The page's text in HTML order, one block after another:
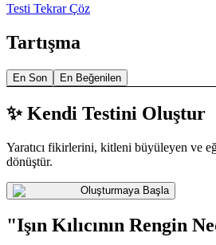
Testi Tekrar Çöz
Tartışma
En Son En Beğenilen
✨ Kendi Testini Oluştur
Yaratıcı fikirlerini, kitleni büyüleyen ve
dönüştür.
Oluşturmaya Başla
"Işın Kılıcının Rengin